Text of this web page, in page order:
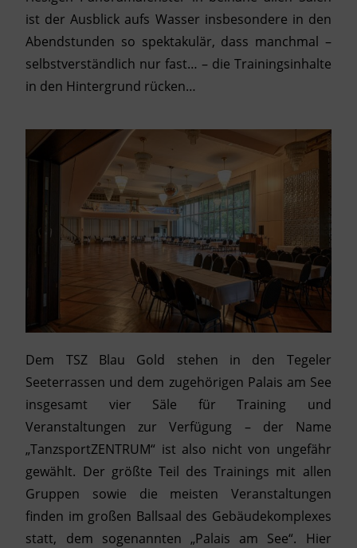
ist der Ausblick aufs Wasser insbesondere in den
Abendstunden so spektakulär, dass manchmal –
selbstverständlich nur fast… – die Trainingsinhalte
in den Hintergrund rücken…
Dem TSZ Blau Gold stehen in den Tegeler
Seeterrassen und dem zugehörigen Palais am See
insgesamt vier Säle für Training und
Veranstaltungen zur Verfügung – der Name
„TanzsportZENTRUM“ ist also nicht von ungefähr
gewählt. Der größte Teil des Trainings mit allen
Gruppen sowie die meisten Veranstaltungen
finden im großen Ballsaal des Gebäudekomplexes
statt, dem sogenannten „Palais am See“. Hier